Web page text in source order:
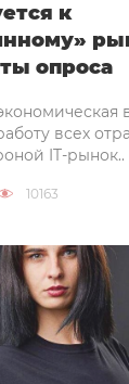
к
опроса
всех
IT-рынок..
10163